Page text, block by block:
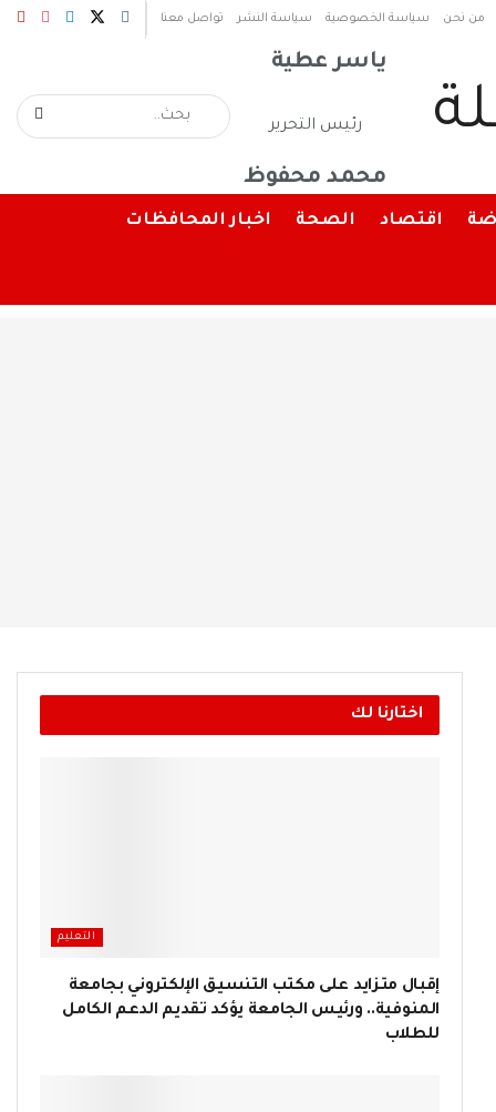
من نحن سياسة الخصوصية سياسة النشر تواصل معنا رئيس مجلس الإدارة
ياسر عطية
رئيس التحرير
محمد محفوظ
اقتصاد الصحة اخبار المحافظات
اختارنا لك
التعليم
إقبال متزايد على مكتب التنسيق الإلكتروني بجامعة
المنوفية.. ورئيس الجامعة يؤكد تقديم الدعم الكامل
للطلاب